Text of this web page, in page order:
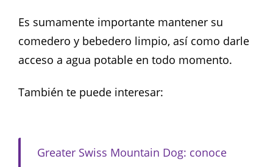
Es sumamente importante mantener su
comedero y bebedero limpio, así como darle
acceso a agua potable en todo momento.
También te puede interesar:
Greater Swiss Mountain Dog: conoce